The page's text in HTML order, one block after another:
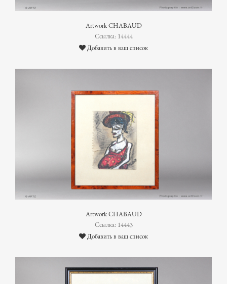
Artwork CHABAUD
Ссылка: 14444
Добавить в ваш список
Artwork CHABAUD
Ссылка: 14443
Добавить в ваш список